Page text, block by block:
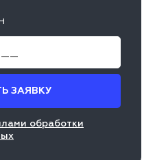
ЗАЯВКУ
обработки